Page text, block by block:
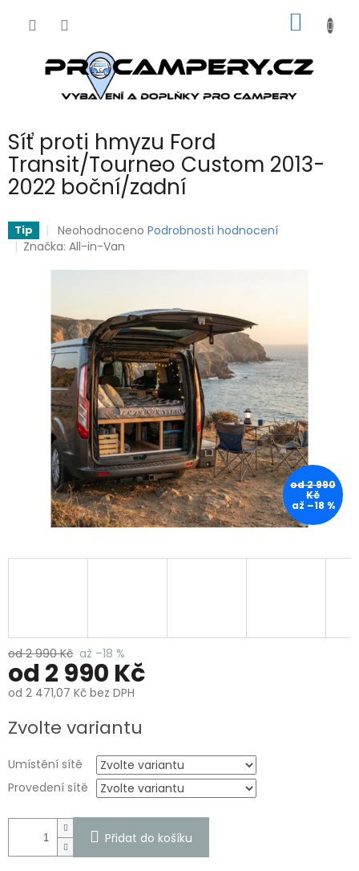
KOŠÍK
Síť proti hmyzu Ford
Transit/Tourneo Custom 2013-
2022 boční/zadní
Tip
Průměrné
hodnocení
je
5
hvězdiček.
Neohodnoceno Podrobnosti hodnocení
Značka:All-in-Van
od 2 990
Kč
až –18 %
od 2 990 Kč až –18 %
od 2 990 Kč
od 2 471,07 Kč bez DPH
cena:
Zvolte variantu
Umístění sítě
Provedení sítě
Přidat do košíku